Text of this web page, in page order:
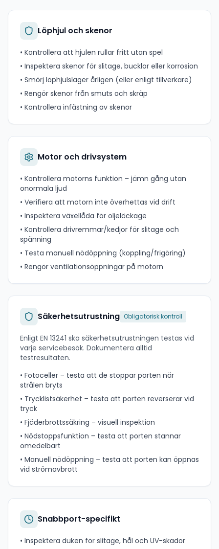
Löphjul och skenor
• Kontrollera att hjulen rullar fritt utan spel
• Inspektera skenor för slitage, bucklor eller korrosion
• Smörj löphjulslager årligen (eller enligt tillverkare)
• Rengör skenor från smuts och skräp
• Kontrollera infästning av skenor
Motor och drivsystem
• Kontrollera motorns funktion – jämn gång utan
onormala ljud
• Verifiera att motorn inte överhettas vid drift
• Inspektera växellåda för oljeläckage
• Kontrollera drivremmar/kedjor för slitage och
spänning
• Testa manuell nödöppning (koppling/frigöring)
• Rengör ventilationsöppningar på motorn
Säkerhetsutrustning Obligatorisk kontroll
Enligt EN 13241 ska säkerhetsutrustningen testas vid
varje servicebesök. Dokumentera alltid
testresultaten.
• Fotoceller – testa att de stoppar porten när
strålen bryts
• Trycklistsäkerhet – testa att porten reverserar vid
tryck
• Fjäderbrottssäkring – visuell inspektion
• Nödstoppsfunktion – testa att porten stannar
omedelbart
• Manuell nödöppning – testa att porten kan öppnas
vid strömavbrott
Snabbport-specifikt
• Inspektera duken för slitage, hål och UV-skador